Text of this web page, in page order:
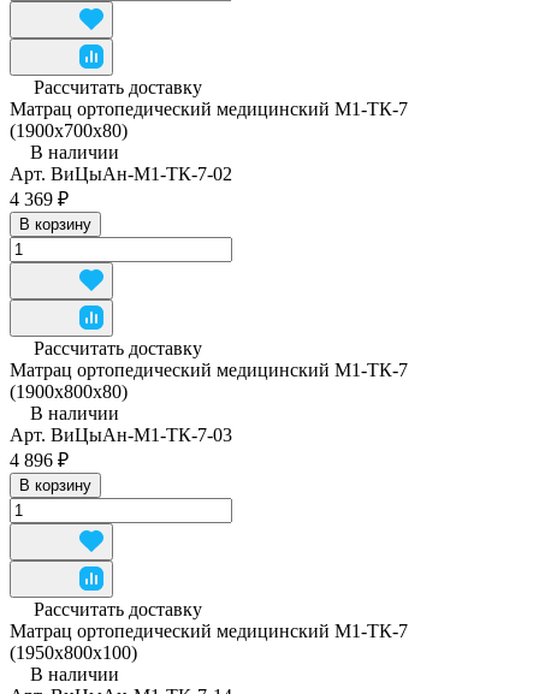
Рассчитать доставку
Матрац ортопедический медицинский М1-ТК-7
(1900х700х80)
В наличии
Арт. ВиЦыАн-М1-ТК-7-02
4 369 ₽
В корзину
Рассчитать доставку
Матрац ортопедический медицинский М1-ТК-7
(1900х800х80)
В наличии
Арт. ВиЦыАн-М1-ТК-7-03
4 896 ₽
В корзину
Рассчитать доставку
Матрац ортопедический медицинский М1-ТК-7
(1950x800x100)
В наличии